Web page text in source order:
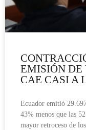
EMISIÓN DE
CAE CASI A
Ecuador emitió
43% menos que las
mayor retroceso de